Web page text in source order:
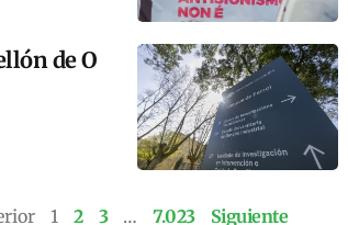
de O
1 2 3 … 7.023 Siguiente